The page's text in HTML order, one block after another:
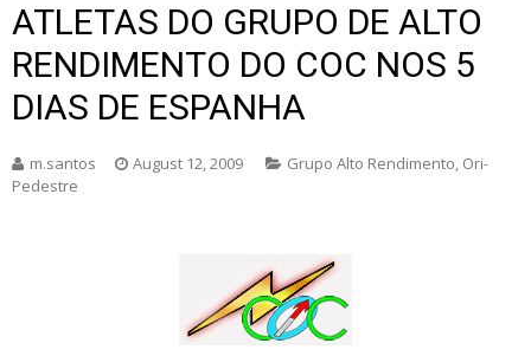
ATLETAS DO GRUPO DE ALTO
RENDIMENTO DO COC NOS 5
DIAS DE ESPANHA
m.santos August 12, 2009 Grupo Alto Rendimento, Ori-
Pedestre